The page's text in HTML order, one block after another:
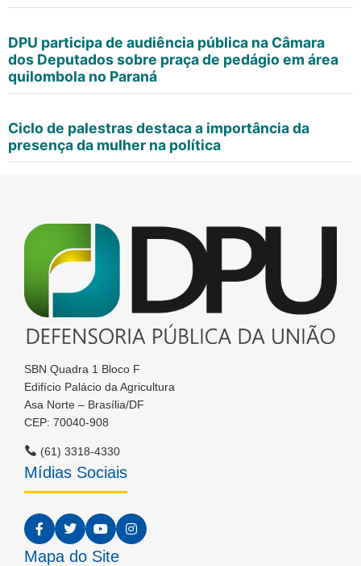
DPU participa de audiência pública na Câmara
dos Deputados sobre praça de pedágio em área
quilombola no Paraná
Ciclo de palestras destaca a importância da
presença da mulher na política
SBN Quadra 1 Bloco F
Edifício Palácio da Agricultura
Asa Norte – Brasília/DF
CEP: 70040-908
(61) 3318-4330
Mídias Sociais
Mapa do Site